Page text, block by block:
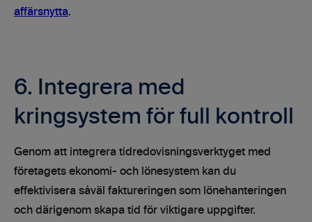
affärsnytta.
6. Integrera med
kringsystem för full kontroll
Genom att integrera tidredovisningsverktyget med
företagets ekonomi- och lönesystem kan du
effektivisera såväl faktureringen som lönehanteringen
och därigenom skapa tid för viktigare uppgifter.